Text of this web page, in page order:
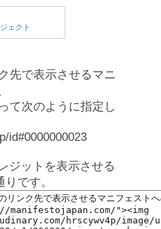
先で表示させるマニ
て次のように指定し
id#0000000023
ジットを表示させる
です。